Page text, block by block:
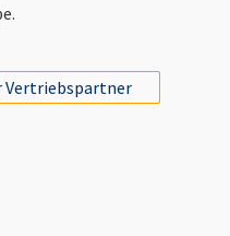
Vertriebspartner